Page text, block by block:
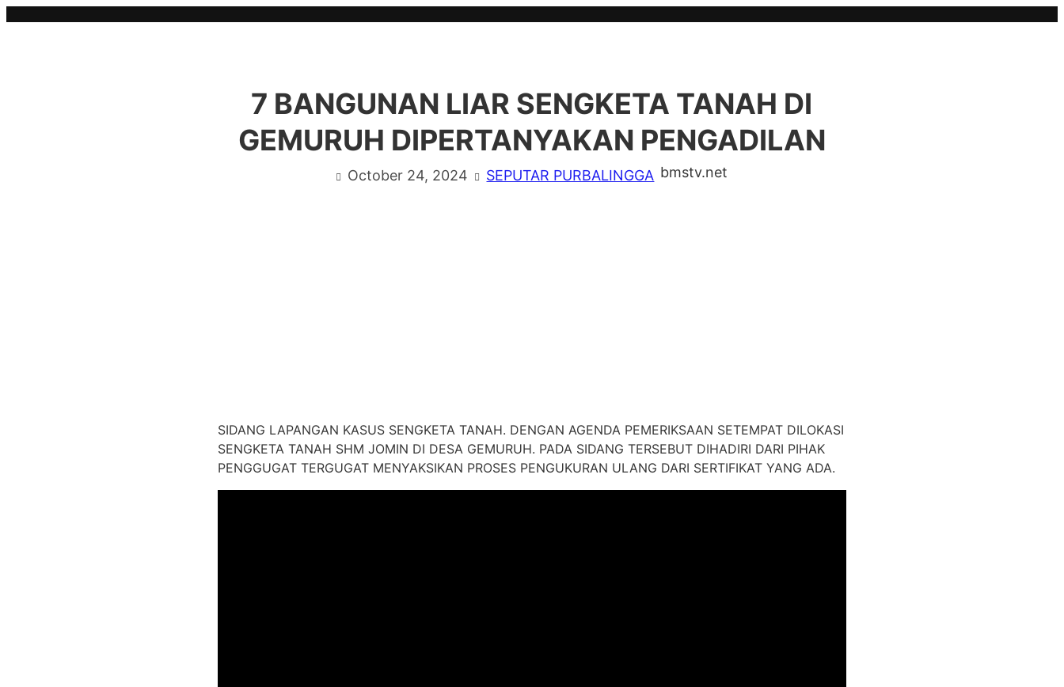
7 BANGUNAN LIAR SENGKETA TANAH DI
GEMURUH DIPERTANYAKAN PENGADILAN
October 24, 2024 SEPUTAR PURBALINGGA bmstv.net
SIDANG LAPANGAN KASUS SENGKETA TANAH. DENGAN AGENDA PEMERIKSAAN SETEMPAT DILOKASI
SENGKETA TANAH SHM JOMIN DI DESA GEMURUH. PADA SIDANG TERSEBUT DIHADIRI DARI PIHAK
PENGGUGAT TERGUGAT MENYAKSIKAN PROSES PENGUKURAN ULANG DARI SERTIFIKAT YANG ADA.